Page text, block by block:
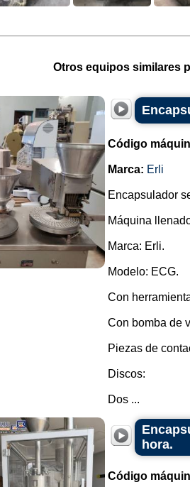
Otros equipos similares
Código
Marca: Erli
Encapsulador
Máquina
Marca: Erli.
Modelo: ECG.
Con
Con bomba de
Piezas de
Discos:
Dos ...
hora.
Código